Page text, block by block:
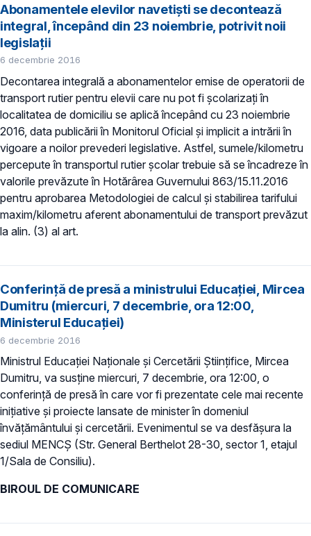
Abonamentele elevilor navetiști se decontează
integral, începând din 23 noiembrie, potrivit noii
legislații
6 decembrie 2016
Decontarea integrală a abonamentelor emise de operatorii de
transport rutier pentru elevii care nu pot fi şcolarizaţi în
localitatea de domiciliu se aplică începând cu 23 noiembrie
2016, data publicării în Monitorul Oficial și implicit a intrării în
vigoare a noilor prevederi legislative. Astfel, sumele/kilometru
percepute în transportul rutier școlar trebuie să se încadreze în
valorile prevăzute în Hotărârea Guvernului 863/15.11.2016
pentru aprobarea Metodologiei de calcul și stabilirea tarifului
maxim/kilometru aferent abonamentului de transport prevăzut
la alin. (3) al art.
Conferință de presă a ministrului Educaţiei, Mircea
Dumitru (miercuri, 7 decembrie, ora 12:00,
Ministerul Educaţiei)
6 decembrie 2016
Ministrul Educaţiei Naţionale şi Cercetării Ştiinţifice, Mircea
Dumitru, va susține miercuri, 7 decembrie, ora 12:00, o
conferință de presă în care vor fi prezentate cele mai recente
inițiative și proiecte lansate de minister în domeniul
învățământului și cercetării. Evenimentul se va desfăşura la
sediul MENCŞ (Str. General Berthelot 28-30, sector 1, etajul
1/Sala de Consiliu).
BIROUL DE COMUNICARE